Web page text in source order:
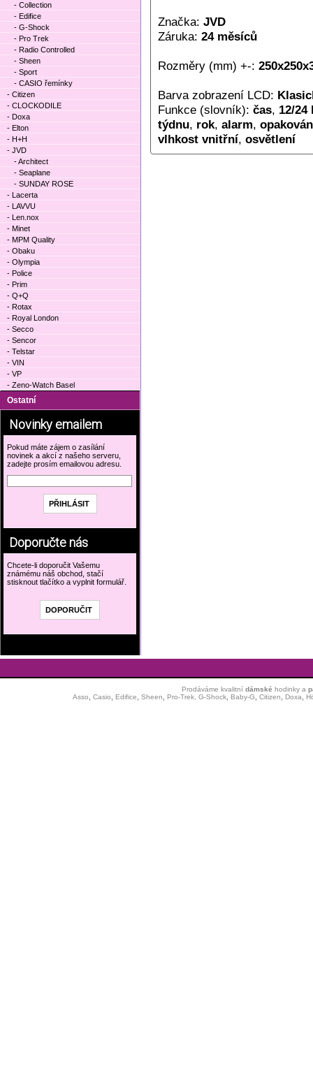
Značka: JVD
Záruka: 24 měsíců
Rozměry (mm) +-:
Barva zobrazení LCD:
Funkce (slovník): čas, 12/
týdnu, rok, alarm,
vlhkost vnitřní, osvětlení
- Collection
- Edifice
- G-Shock
- Pro Trek
- Radio Controlled
- Sheen
- Sport
- CASIO řemínky
- Citizen
- CLOCKODILE
- Doxa
- Elton
- H+H
- JVD
- Architect
- Seaplane
- SUNDAY ROSE
- Lacerta
- LAVVU
- Len.nox
- Minet
- MPM Quality
- Obaku
- Olympia
- Police
- Prim
- Q+Q
- Rotax
- Royal London
- Secco
- Sencor
- Telstar
- VIN
- VP
- Zeno-Watch Basel
Ostatní
Novinky emailem
Pokud máte zájem o zasílání
novinek a akcí z našeho serveru,
zadejte prosím emailovou adresu.
Doporučte nás
Chcete-li doporučit Vašemu
známému náš obchod, stačí
stisknout tlačítko a vyplnit formulář.
Prodáváme kvalitní dámské hodinkya
Asso
Casio Edifice Sheen Pro-Trek, G-Shock, Baby-G Citizen Doxa